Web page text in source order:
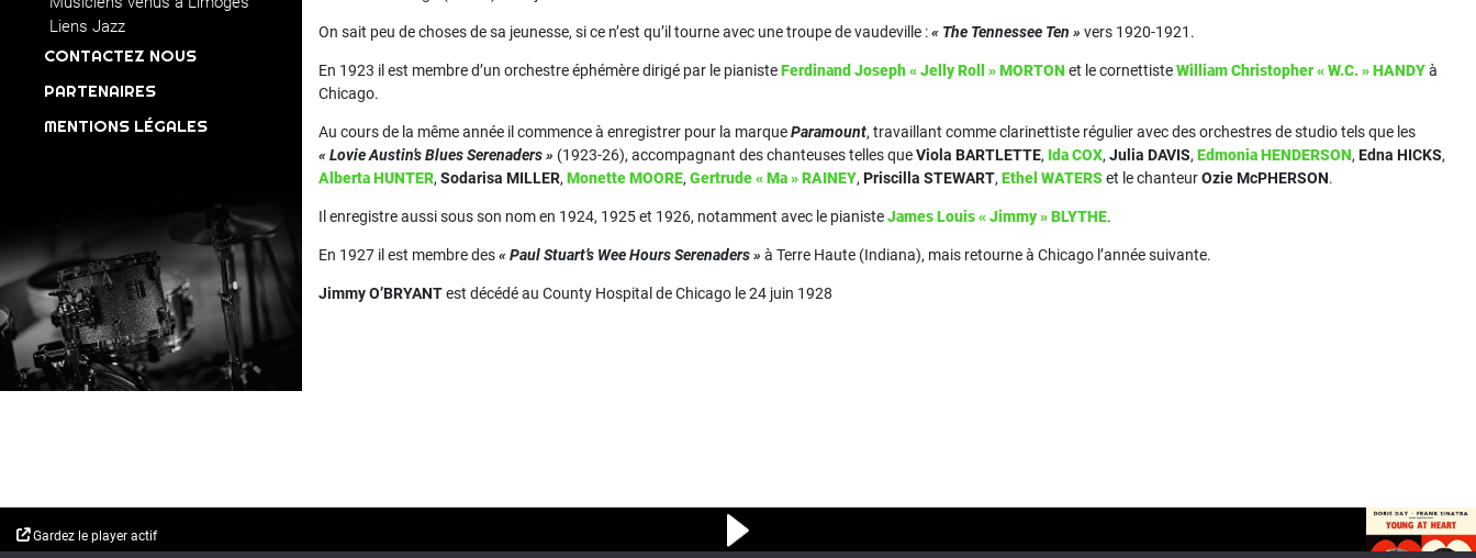
Liens Jazz
CONTACTEZ NOUS
PARTENAIRES
MENTIONS LÉGALES
On sait peu de choses de sa jeunesse, si ce n’est qu’il tourne avec une troupe de vaudeville :« The Tennessee Ten » vers 1920-1921.
En 1923 il est membre d’un orchestre éphémère dirigé par le pianisteFerdinand Joseph « Jelly Roll » MORTON et le cornettisteWilliam Christopher « W.C. » HANDYà
Chicago.
Au cours de la même année il commence à enregistrer pour la marqueParamount, travaillant comme clarinettiste régulier avec des orchestres de studio tels que les
« Lovie Austin’s Blues Serenaders » (1923-26), accompagnant des chanteuses telles queViola BARTLETTE, Ida COX, Julia DAVIS, Edmonia HENDERSON, Edna HICKS,
Alberta HUNTER, Sodarisa MILLER, Monette MOORE, Gertrude « Ma » RAINEY, Priscilla STEWART, Ethel WATERSet le chanteurOzie McPHERSON.
Il enregistre aussi sous son nom en 1924, 1925 et 1926, notamment avec le pianisteJames Louis « Jimmy » BLYTHE.
En 1927 il est membre des« Paul Stuart’s Wee Hours Serenaders » à Terre Haute (Indiana), mais retourne à Chicago l’année suivante.
Jimmy O’BRYANTest décédé au County Hospital de Chicago le 24 juin 1928
Gardez le player actif